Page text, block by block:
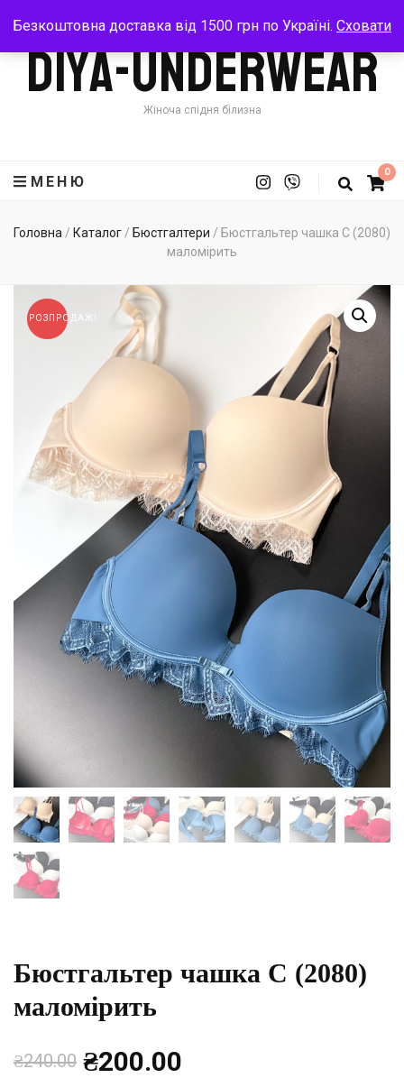
Безкоштовна доставка від 1500 грн по Україні. Сховати
Diya-Underwear
Жіноча спідня білизна
МЕНЮ
0
Головна / Каталог / Бюстгалтери / Бюстгальтер чашка С (2080)
маломірить
РОЗПРОДАЖ!
Бюстгальтер чашка С (2080)
маломірить
₴240.00 Оригінальна
₴200.00